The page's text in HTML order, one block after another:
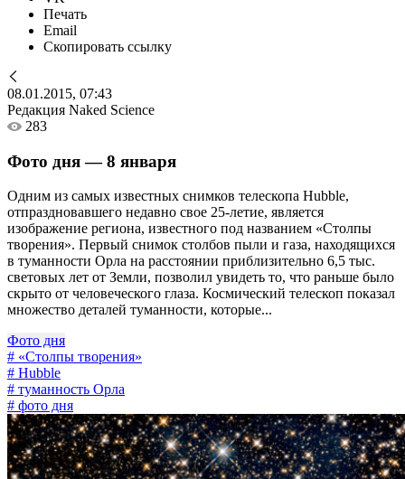
Печать
Email
Скопировать ссылку
08.01.2015, 07:43
Редакция Naked Science
283
Фото дня — 8 января
Одним из самых известных снимков телескопа Hubble,
отпраздновавшего недавно свое 25-летие, является
изображение региона, известного под названием «Столпы
творения». Первый снимок столбов пыли и газа, находящихся
в туманности Орла на расстоянии приблизительно 6,5 тыс.
световых лет от Земли, позволил увидеть то, что раньше было
скрыто от человеческого глаза. Космический телескоп показал
множество деталей туманности, которые...
Фото дня
# «Столпы творения»
# Hubble
# туманность Орла
# фото дня